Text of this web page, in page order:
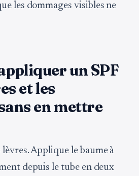
les dommages visibles ne
un SPF
et les
en mettre
Applique le baume à
depuis le tube en deux